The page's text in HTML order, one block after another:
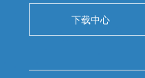
下载中心